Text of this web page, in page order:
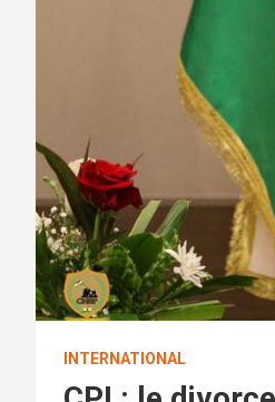
INTERNATIONAL